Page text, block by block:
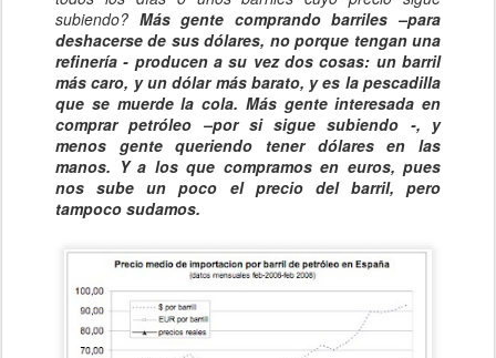
subiendo? Más gente comprando barriles –para
deshacerse de sus dólares, no porque tengan una
refinería - producen a su vez dos cosas: un barril
más caro, y un dólar más barato, y es la pescadilla
que se muerde la cola. Más gente interesada en
comprar petróleo –por si sigue subiendo -, y
menos gente queriendo tener dólares en las
manos. Y a los que compramos en euros, pues
nos sube un poco el precio del barril, pero
tampoco sudamos.